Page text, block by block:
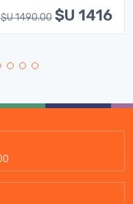
$U 1490.00 $U 1416